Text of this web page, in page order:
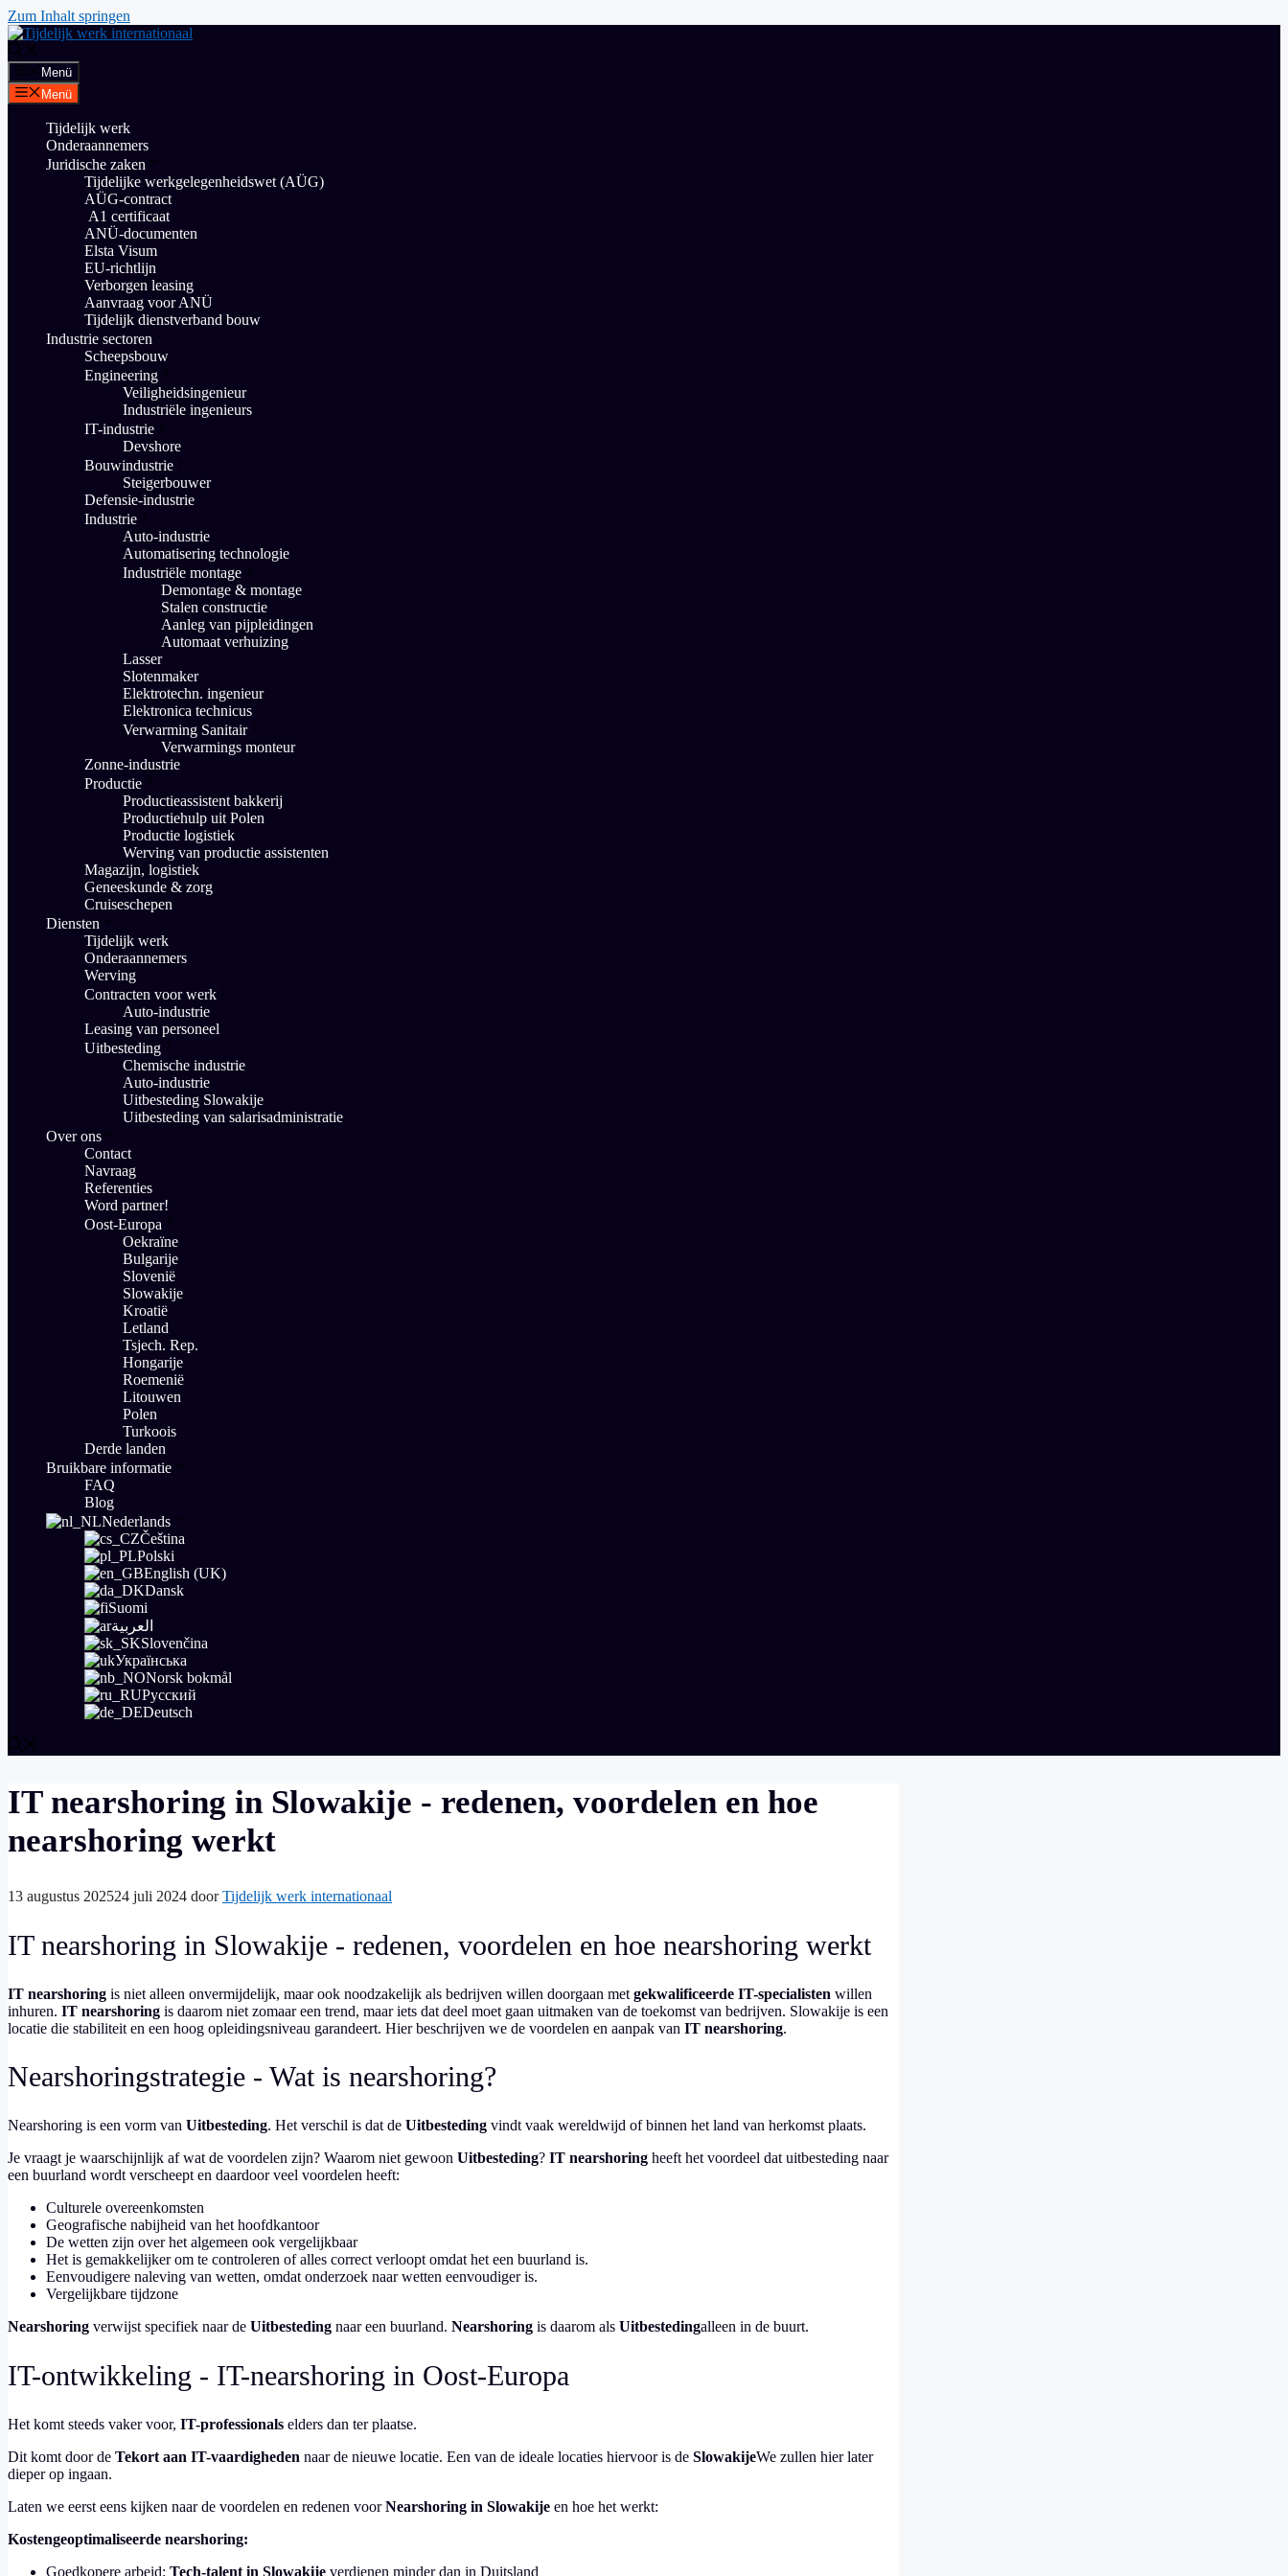
Zum Inhalt springen
Menü
Menü
Tijdelijk werk
Onderaannemers
Juridische zaken
Tijdelijke werkgelegenheidswet (AÜG)
AÜG-contract
A1 certificaat
ANÜ-documenten
Elsta Visum
EU-richtlijn
Verborgen leasing
Aanvraag voor ANÜ
Tijdelijk dienstverband bouw
Industrie sectoren
Scheepsbouw
Engineering
Veiligheidsingenieur
Industriële ingenieurs
IT-industrie
Devshore
Bouwindustrie
Steigerbouwer
Defensie-industrie
Industrie
Auto-industrie
Automatisering technologie
Industriële montage
Demontage & montage
Stalen constructie
Aanleg van pijpleidingen
Automaat verhuizing
Lasser
Slotenmaker
Elektrotechn. ingenieur
Elektronica technicus
Verwarming Sanitair
Verwarmings monteur
Zonne-industrie
Productie
Productieassistent bakkerij
Productiehulp uit Polen
Productie logistiek
Werving van productie assistenten
Magazijn, logistiek
Geneeskunde & zorg
Cruiseschepen
Diensten
Tijdelijk werk
Onderaannemers
Werving
Contracten voor werk
Auto-industrie
Leasing van personeel
Uitbesteding
Chemische industrie
Auto-industrie
Uitbesteding Slowakije
Uitbesteding van salarisadministratie
Over ons
Contact
Navraag
Referenties
Word partner!
Oost-Europa
Oekraïne
Bulgarije
Slovenië
Slowakije
Kroatië
Letland
Tsjech. Rep.
Hongarije
Roemenië
Litouwen
Polen
Turkoois
Derde landen
Bruikbare informatie
FAQ
Blog
Nederlands
Čeština
Polski
English (UK)
Dansk
Suomi
العربية
Slovenčina
Українська
Norsk bokmål
Русский
Deutsch
IT nearshoring in Slowakije - redenen, voordelen en hoe
nearshoring werkt
13 augustus 202524 juli 2024 doorTijdelijk werk internationaal
IT nearshoring in Slowakije - redenen, voordelen en hoe nearshoring werkt
IT nearshoring is niet alleen onvermijdelijk, maar ook noodzakelijk als bedrijven willen doorgaan met gekwalificeerde IT-specialisten willen
inhuren. IT nearshoring is daarom niet zomaar een trend, maar iets dat deel moet gaan uitmaken van de toekomst van bedrijven. Slowakije is een
locatie die stabiliteit en een hoog opleidingsniveau garandeert. Hier beschrijven we de voordelen en aanpak van IT nearshoring.
Nearshoringstrategie - Wat is nearshoring?
Nearshoring is een vorm van Uitbesteding. Het verschil is dat de Uitbesteding vindt vaak wereldwijd of binnen het land van herkomst plaats.
Je vraagt je waarschijnlijk af wat de voordelen zijn? Waarom niet gewoon Uitbesteding? IT nearshoring heeft het voordeel dat uitbesteding naar
een buurland wordt verscheept en daardoor veel voordelen heeft:
Culturele overeenkomsten
Geografische nabijheid van het hoofdkantoor
De wetten zijn over het algemeen ook vergelijkbaar
Het is gemakkelijker om te controleren of alles correct verloopt omdat het een buurland is.
Eenvoudigere naleving van wetten, omdat onderzoek naar wetten eenvoudiger is.
Vergelijkbare tijdzone
Nearshoring verwijst specifiek naar de Uitbesteding naar een buurland. Nearshoring is daarom als Uitbestedingalleen in de buurt.
IT-ontwikkeling - IT-nearshoring in Oost-Europa
Het komt steeds vaker voor, IT-professionals elders dan ter plaatse.
Dit komt door de Tekort aan IT-vaardigheden naar de nieuwe locatie. Een van de ideale locaties hiervoor is de SlowakijeWe zullen hier later
dieper op ingaan.
Laten we eerst eens kijken naar de voordelen en redenen voorNearshoring in Slowakije en hoe het werkt:
Kostengeoptimaliseerde nearshoring:
Goedkopere arbeid: Tech-talent in Slowakije verdienen minder dan in Duitsland